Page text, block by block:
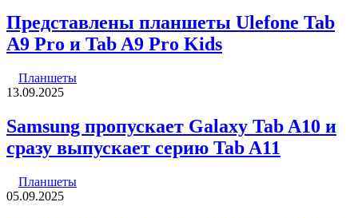
Представлены планшеты Ulefone Tab
A9 Pro и Tab A9 Pro Kids
Планшеты
13.09.2025
Samsung пропускает Galaxy Tab A10 и
сразу выпускает серию Tab A11
Планшеты
05.09.2025